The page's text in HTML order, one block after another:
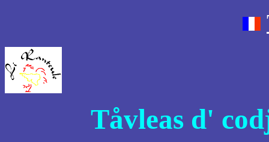
Tåvleas d'